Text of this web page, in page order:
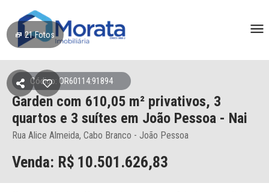
21Fotos
Código: OR60114:91894
Garden com 610,05 m² privativos, 3
quartos e 3 suítes em João Pessoa - Nai
Rua Alice Almeida, Cabo Branco - João Pessoa
Venda: R$ 10.501.626,83